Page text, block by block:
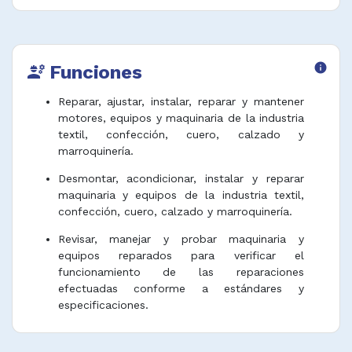
engineering Funciones info
Reparar, ajustar, instalar, reparar y mantener
motores, equipos y maquinaria de la industria
textil, confección, cuero, calzado y
marroquinería.
Desmontar, acondicionar, instalar y reparar
maquinaria y equipos de la industria textil,
confección, cuero, calzado y marroquinería.
Revisar, manejar y probar maquinaria y
equipos reparados para verificar el
funcionamiento de las reparaciones
efectuadas conforme a estándares y
especificaciones.
Examinar piezas, Identificar fallas,